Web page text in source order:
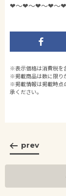
❤︎〜❤︎〜❤︎〜❤︎〜
※表示価格は消費税を
※掲載商品は数に限り
※掲載情報は掲載時点
承ください。
prev